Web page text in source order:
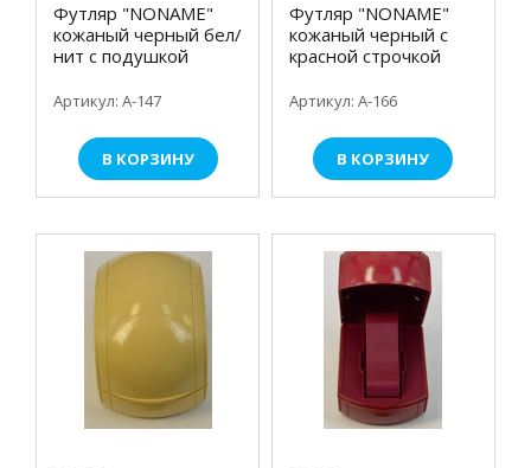
Футляр "NONAME"
кожаный черный бел/
нит с подушкой
Артикул: А-147
В КОРЗИНУ
Футляр "NONAME"
кожаный черный с
красной строчкой
Артикул: А-166
В КОРЗИНУ